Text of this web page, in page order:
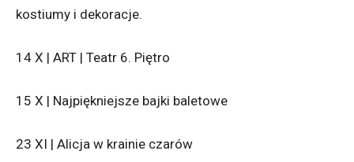
kostiumy i dekoracje.
14 X | ART | Teatr 6. Piętro
15 X | Najpiękniejsze bajki baletowe
23 XI | Alicja w krainie czarów